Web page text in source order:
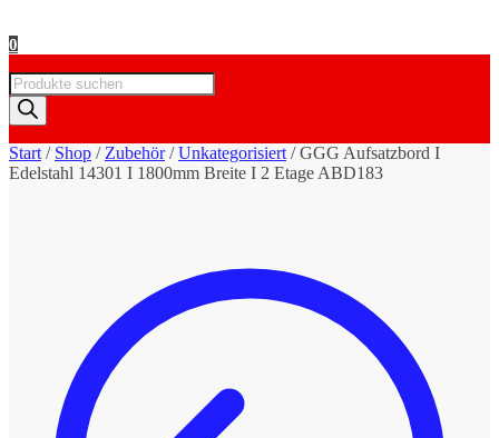
0
Products
search
Start / Shop / Zubehör/Unkategorisiert /GGG Aufsatzbord I
Edelstahl 14301 I 1800mm Breite I 2 Etage ABD183